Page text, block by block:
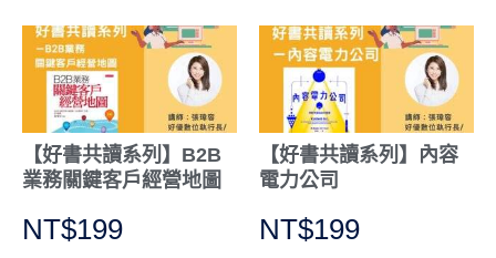
【好書共讀系列】B2B
業務關鍵客戶經營地圖
NT$199
【好書共讀系列】內容
電力公司
NT$199